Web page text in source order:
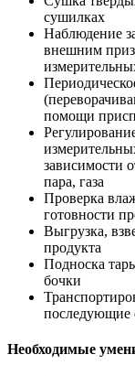
сушилках
Наблюдение
внешним
помощи
зависимости
пара, газа
Проверка
готовности
Выгрузка,
продукта
Подноска
бочки
последующие
Необходимые